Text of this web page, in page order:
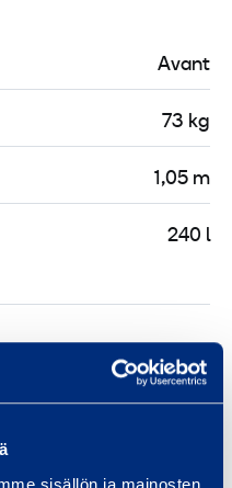
sisällön ja mainosten
Avant
73 kg
1,05 m
240 l